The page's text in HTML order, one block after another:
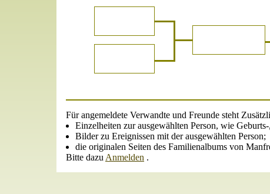
Für angemeldete Verwandte und Freunde steht
Einzelheiten zur ausgewählten Person, wie
Bilder zu Ereignissen mit der ausgewählten Person;
die originalen Seiten des Familienalbums von
Bitte dazu Anmelden .